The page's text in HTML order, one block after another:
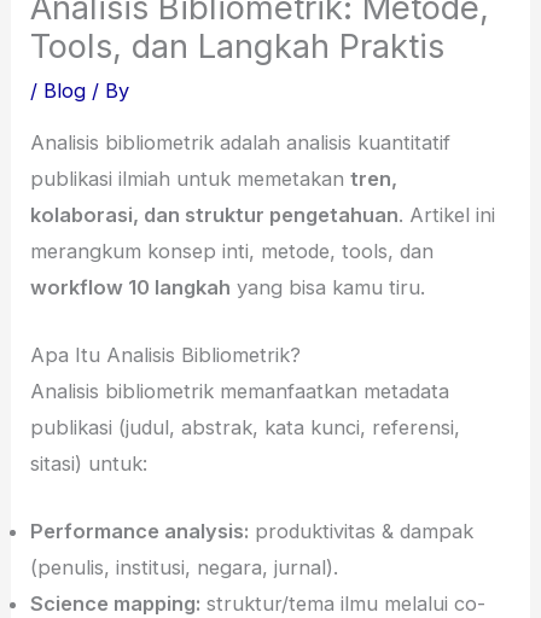
Tools, dan Langkah Praktis
/ Blog / By
Analisis bibliometrik adalah analisis kuantitatif
publikasi ilmiah untuk memetakantren,
kolaborasi, dan struktur pengetahuan. Artikel ini
merangkum konsep inti, metode, tools, dan
workflow 10 langkah yang bisa kamu tiru.
Apa Itu Analisis Bibliometrik?
Analisis bibliometrik memanfaatkan metadata
publikasi (judul, abstrak, kata kunci, referensi,
sitasi) untuk:
Performance analysis: produktivitas & dampak
(penulis, institusi, negara, jurnal).
Science mapping: struktur/tema ilmu melalui co-